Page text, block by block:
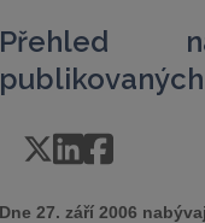
Přehled
publikovaných
Dne 27. září 2006